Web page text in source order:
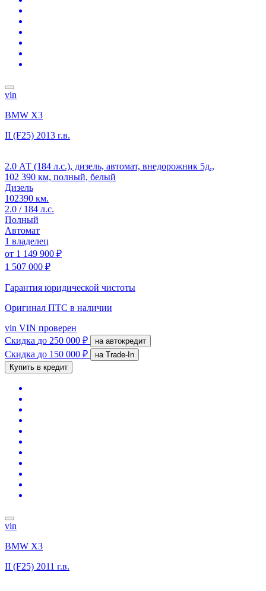
vin
BMW X3
II (F25) 2013 г.в.
2.0 АТ (184 л.с.), дизель, автомат, внедорожник 5д.,
102 390 км, полный, белый
Дизель
102390 км.
2.0 / 184 л.с.
Полный
Автомат
1 владелец
от 1 149 900 ₽
1 507 000 ₽
Гарантия юридической чистоты
Оригинал ПТС в наличии
vin VIN проверен
Скидка до 250 000 ₽ на автокредит
Скидка до 150 000 ₽
на Trade-In
Купить в кредит
vin
BMW X3
II (F25) 2011 г.в.